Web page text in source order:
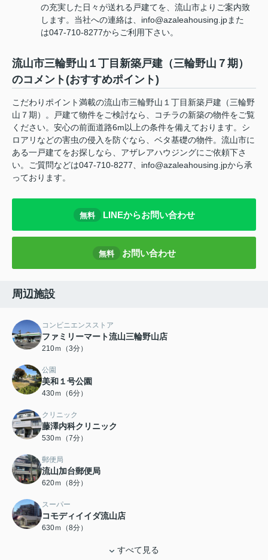
の充実した日々が送れる戸建てを、流山市よりご案内致
します。当社への連絡は、info@azaleahousing.jpまた
は047-710-8277からご利用下さい。
流山市三輪野山１丁目新築戸建（三輪野山７期）
のコメント(おすすめポイント)
こだわりポイント満載の流山市三輪野山１丁目新築戸建（三輪野
山７期）。戸建て物件をご検討なら、コチラの新築の物件をご覧
ください。安心の前面道路6m以上の条件を備えております。シ
ロアリなどの害虫の侵入を防ぐなら、ベタ基礎の物件。流山市に
ある一戸建てをお探しなら、アザレアハウジングにご依頼下さ
い。ご質問などは047-710-8277、info@azaleahousing.jpから承
っております。
無料 LINEからお問い合わせ
無料 お問い合わせ
周辺施設
コンビニエンスストア
ファミリーマート流山三輪野山店
210ｍ（3分）
公園
美和１号公園
430ｍ（6分）
クリニック
藤澤内科クリニック
530ｍ（7分）
郵便局
流山加台郵便局
620ｍ（8分）
スーパー
コモディイイダ流山店
630ｍ（8分）
すべて見る